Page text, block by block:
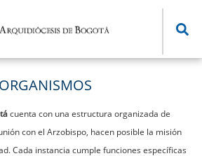
ORGANISMOS
cuenta con una estructura organizada de
con el Arzobispo, hacen posible la misión
Cada instancia cumple funciones específicas